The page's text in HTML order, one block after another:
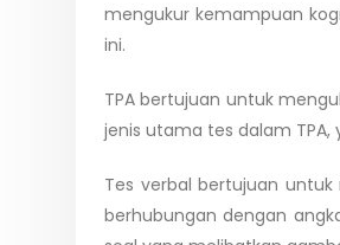
mengukur kemampuan
ini.
TPA bertujuan untuk
jenis utama tes dalam TPA,
Tes verbal bertujuan
berhubungan dengan